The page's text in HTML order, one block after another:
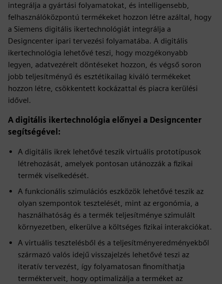
integrálja a gyártási folyamatokat, és intelligensebb,
felhasználóközpontú termékeket hozzon létre azáltal, hogy
a Siemens digitális ikertechnológiát integrálja a
Designcenter ipari tervezési folyamatába. A digitális
ikertechnológia lehetővé teszi, hogy mozgékonyabb
legyen, adatvezérelt döntéseket hozzon, és végső soron
jobb teljesítményű és esztétikailag kiváló termékeket
hozzon létre, csökkentett kockázattal és piacra kerülési
idővel.
A digitális ikertechnológia előnyei a Designcenter
segítségével:
A digitális ikrek lehetővé teszik virtuális prototípusok
létrehozását, amelyek pontosan utánozzák a fizikai
termék viselkedését.
A funkcionális szimulációs eszközök lehetővé teszik az
olyan szempontok tesztelését, mint az ergonómia, a
használhatóság és a termék teljesítménye szimulált
környezetben, elkerülve a költséges fizikai interakciókat.
A virtuális tesztelésből és a teljesítményeredményekből
származó valós idejű visszajelzés lehetővé teszi az
iteratív tervezést, így folyamatosan finomíthatja
termékterveit, hogy optimalizálja a terméket az